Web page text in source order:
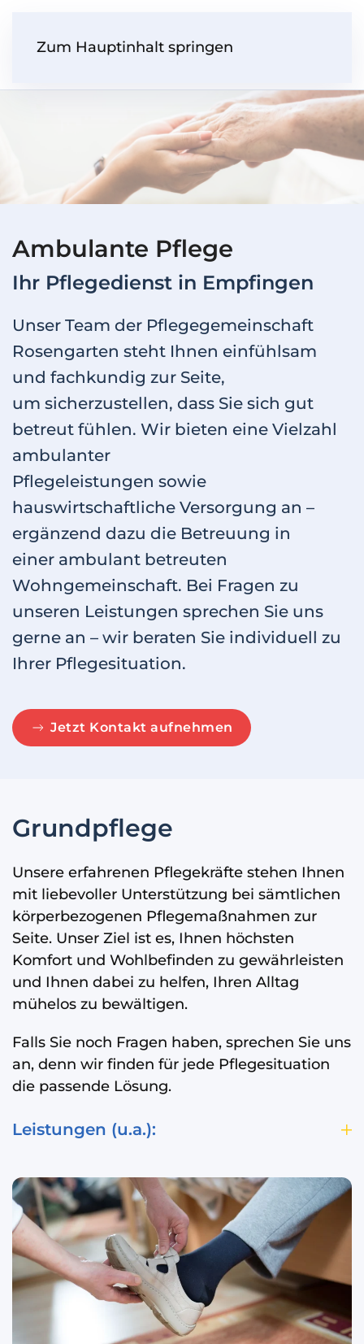
Zum Hauptinhalt springen
Ambulante Pflege
Ihr Pflegedienst in Empfingen
Unser Team der Pflegegemeinschaft
Rosengarten steht Ihnen einfühlsam
und fachkundig zur Seite,
um sicherzustellen, dass Sie sich gut
betreut fühlen. Wir bieten eine Vielzahl
ambulanter
Pflegeleistungen sowie
hauswirtschaftliche Versorgung an –
ergänzend dazu die Betreuung in
einer ambulant betreuten
Wohngemeinschaft. Bei Fragen zu
unseren Leistungen sprechen Sie uns
gerne an – wir beraten Sie individuell zu
Ihrer Pflegesituation.
Jetzt Kontakt aufnehmen
Grundpflege
Unsere erfahrenen Pflegekräfte stehen Ihnen
mit liebevoller Unterstützung bei sämtlichen
körperbezogenen Pflegemaßnahmen zur
Seite. Unser Ziel ist es, Ihnen höchsten
Komfort und Wohlbefinden zu gewährleisten
und Ihnen dabei zu helfen, Ihren Alltag
mühelos zu bewältigen.
Falls Sie noch Fragen haben, sprechen Sie uns
an, denn wir finden für jede Pflegesituation
die passende Lösung.
Leistungen (u.a.):